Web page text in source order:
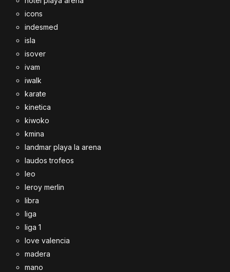
icons
indesmed
isla
isover
ivam
iwalk
karate
kinetica
kiwoko
kmina
landmar playa la arena
laudos trofeos
leo
leroy merlin
libra
liga
liga 1
love valencia
madera
mano